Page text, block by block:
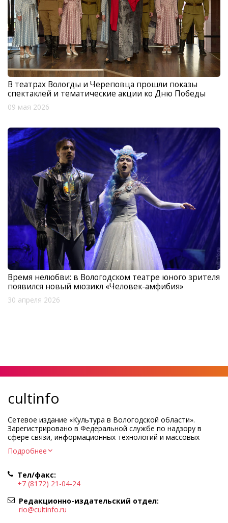
В театрах Вологды и Череповца прошли показы
спектаклей и тематические акции ко Дню Победы
09 мая 2026
Время нелюбви: в Вологодском театре юного зрителя
появился новый мюзикл «Человек-амфибия»
30 апреля 2026
cultinfo
Сетевое издание «Культура в Вологодской области».
Зарегистрировано в Федеральной службе по надзору в
сфере связи, информационных технологий и массовых
Регистрационный номер и дата принятия решения о
Учредитель КУ ВО «Информационно-аналитический центр
культуры»
Адрес учредителя и редакции: 160000, Вологодская обл., г.
Вологда, ул. Марии Ульяновой, д.10
Главный редактор — Легчанова Елена Григорьевна
Подробнее
Тел/факс:
+7 (8172) 21-04-24
Редакционно-издательский отдел:
rio@cultinfo.ru